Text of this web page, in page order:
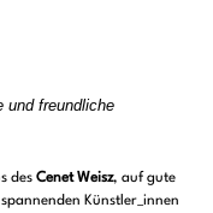
undfreundliche
des Cenet Weisz, auf gute
Künstler_innen